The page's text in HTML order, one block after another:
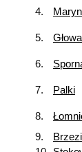
4.
5.
6.
7. Palki
8.
9.